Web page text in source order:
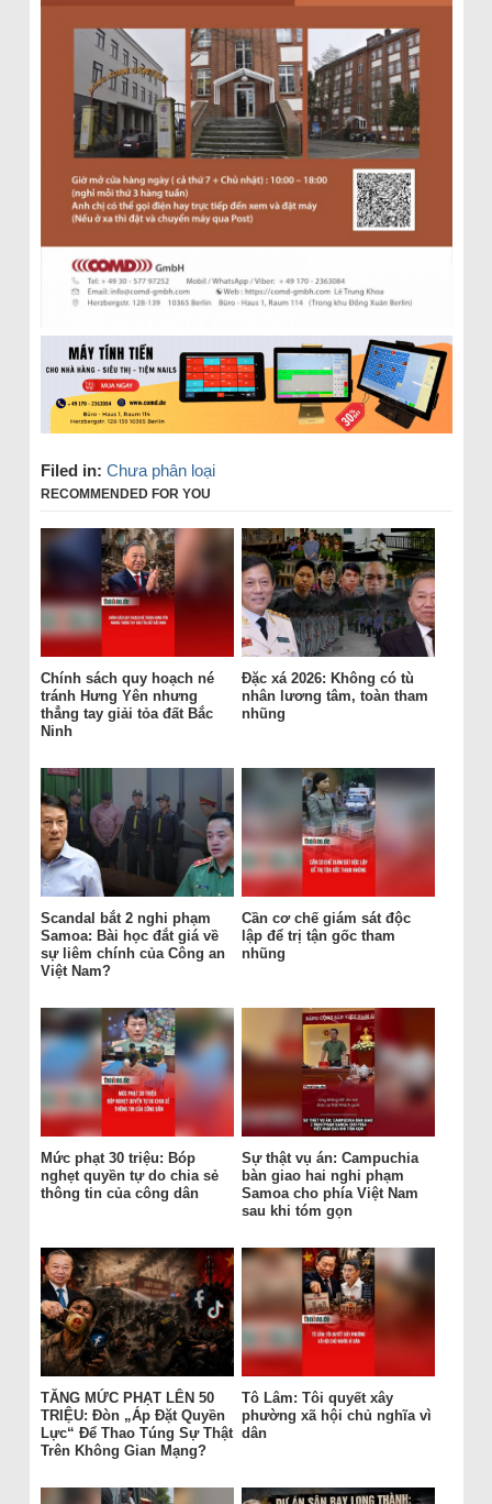
Filed in: Chưa phân loại
RECOMMENDED FOR YOU
Chính sách quy hoạch né
tránh Hưng Yên nhưng
thẳng tay giải tỏa đất Bắc
Ninh
Đặc xá 2026: Không có tù
nhân lương tâm, toàn tham
nhũng
Scandal bắt 2 nghi phạm
Samoa: Bài học đắt giá về
sự liêm chính của Công an
Việt Nam?
Cần cơ chế giám sát độc
lập để trị tận gốc tham
nhũng
Mức phạt 30 triệu: Bóp
nghẹt quyền tự do chia sẻ
thông tin của công dân
Sự thật vụ án: Campuchia
bàn giao hai nghi phạm
Samoa cho phía Việt Nam
sau khi tóm gọn
TĂNG MỨC PHẠT LÊN 50
TRIỆU: Đòn „Áp Đặt Quyền
Lực“ Để Thao Túng Sự Thật
Trên Không Gian Mạng?
Tô Lâm: Tôi quyết xây
phường xã hội chủ nghĩa vì
dân